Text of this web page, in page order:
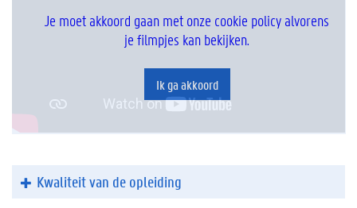
Je moet akkoord gaan met onze cookie policy alvorens
je filmpjes kan bekijken.
Ik ga akkoord
Kwaliteit van de opleiding